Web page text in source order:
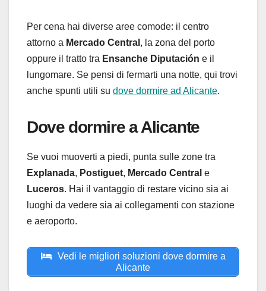
Per cena hai diverse aree comode: il centro
attorno a Mercado Central , la zona del porto
oppure il tratto tra Ensanche Diputación e il
lungomare. Se pensi di fermarti una notte, qui trovi
anche spunti utili su dove dormire ad Alicante.
Dove dormire a Alicante
Se vuoi muoverti a piedi, punta sulle zone tra
Explanada, Postiguet, Mercado Central e
Luceros. Hai il vantaggio di restare vicino sia ai
luoghi da vedere sia ai collegamenti con stazione
e aeroporto.
Vedi le migliori soluzioni dove dormire a
Alicante